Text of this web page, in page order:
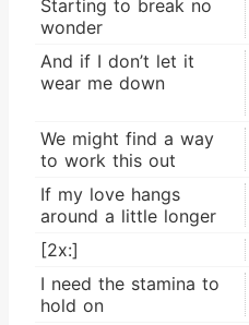
Starting to break no
wonder
And if I don’t let it
wear me down
We might find a way
to work this out
If my love hangs
around a little longer
[2x:]
I need the stamina to
hold on